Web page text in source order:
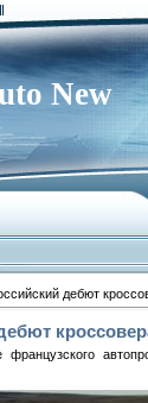
New
дебют